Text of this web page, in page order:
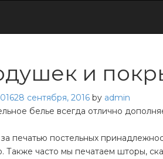
и
28 сентября, 2016 by admin
белье всегда отлично
печатью постельных
Также часто мы печатаем шторы,